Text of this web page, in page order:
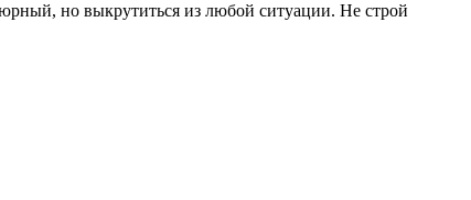
но выкрутиться из любой ситуации. Не строй